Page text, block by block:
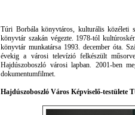
Túri Borbála könyvtáros, kulturális közéleti
könyvtár szakán végezte. 1978-tól
könyvtár munkatársa 1993. december óta.
évekig a városi televízió felkészült
Hajdúszoboszló városi lapban. 2001-ben
dokumentumfilmet.
Hajdúszoboszló Város Képviselő-testülete